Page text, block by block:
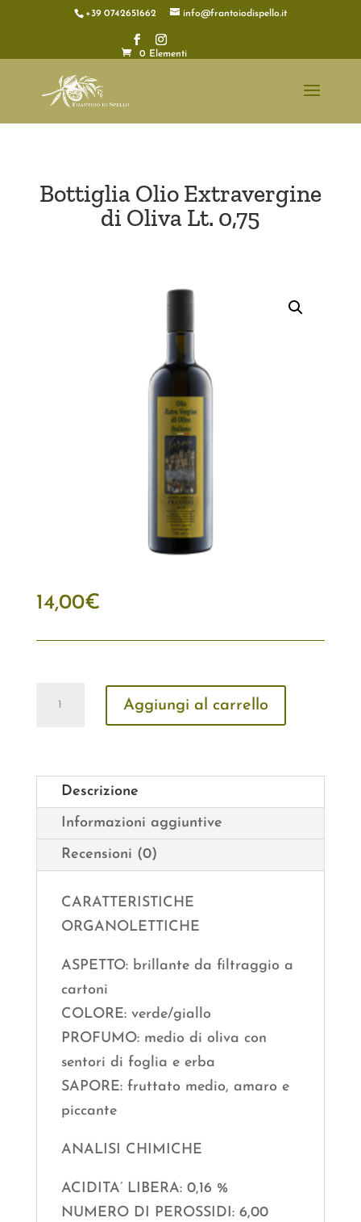
+39 0742651662 info@frantoiodispello.it
0 Elementi
Bottiglia Olio Extravergine
di Oliva Lt. 0,75
14,00€
Oliva
0,75
Aggiungi al carrello
Descrizione
Informazioni aggiuntive
Recensioni (0)
CARATTERISTICHE
ORGANOLETTICHE
ASPETTO: brillante da filtraggio a
cartoni
COLORE: verde/giallo
PROFUMO: medio di oliva con
sentori di foglia e erba
SAPORE: fruttato medio, amaro e
piccante
ANALISI CHIMICHE
ACIDITA’ LIBERA: 0,16 %
NUMERO DI PEROSSIDI: 6,00